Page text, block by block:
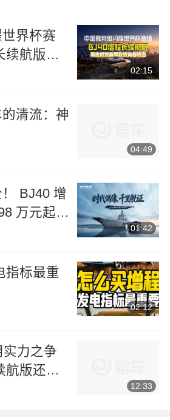
界杯赛
续航版用
春热血！
02:15
清流：神
04:49
BJ40 增
万元起上
01:42
指标最重
02:12
力之争
航版还是
12:33